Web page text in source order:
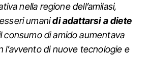
nella regione dell’amilasi,
umanidi adattarsi a diete
consumo di amido aumentava
l’avvento di nuove tecnologie e